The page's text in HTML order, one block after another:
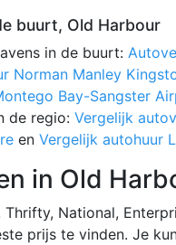
buurt, Old Harbour
in de buurt:
Norman Manley
Bay-Sangster
de regio: Vergelijk
en Vergelijk autohuur
in Old
National,
prijs te vinden. Je